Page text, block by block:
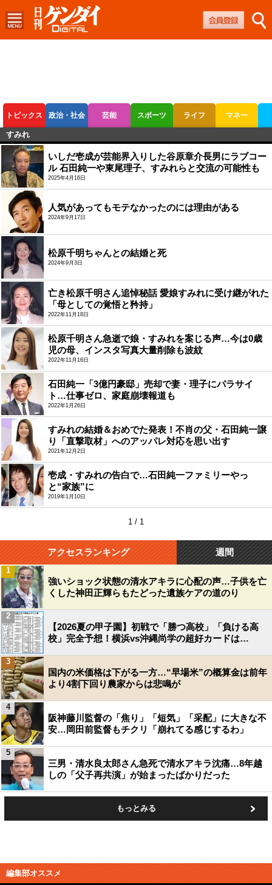
トピックス 政治・社会 芸能 スポーツ ライフ マネー
ボートレース
すみれ
いしだ壱成が芸能界入りした谷原章介長男にラブコー
ル 石田純一や東尾理子、すみれらと交流の可能性も
2025年4月16日
人気があってもモテなかったのには理由がある
2024年9月17日
松原千明ちゃんとの結婚と死
2024年9月3日
亡き松原千明さん追悼秘話 愛娘すみれに受け継がれた
「母としての覚悟と矜持」
2022年11月18日
松原千明さん急逝で娘・すみれを案じる声…今は0歳
児の母、インスタ写真大量削除も波紋
2022年11月16日
石田純一「3億円豪邸」売却で妻・理子にパラサイ
ト…仕事ゼロ、家庭崩壊報道も
2022年1月26日
すみれの結婚＆おめでた発表！不肖の父・石田純一譲
り「直撃取材」へのアッパレ対応を思い出す
2021年12月2日
壱成・すみれの告白で…石田純一ファミリーやっ
と“家族”に
2019年1月10日
1 / 1
アクセスランキング 週間
強いショック状態の清水アキラに心配の声…子供を亡
くした神田正輝らもたどった遺族ケアの道のり
1
【2026夏の甲子園】初戦で「勝つ高校」「負ける高
校」完全予想！横浜vs沖縄尚学の超好カードは…
2
国内の米価格は下がる一方…“早場米”の概算金は前年
より4割下回り農家からは悲鳴が
3
阪神藤川監督の「焦り」「短気」「采配」に大きな不
安…岡田前監督もチクリ「崩れてる感じするわ」
4
三男・清水良太郎さん急死で清水アキラ沈痛…8年越
しの「父子再共演」が始まったばかりだった
5
もっとみる
編集部オススメ